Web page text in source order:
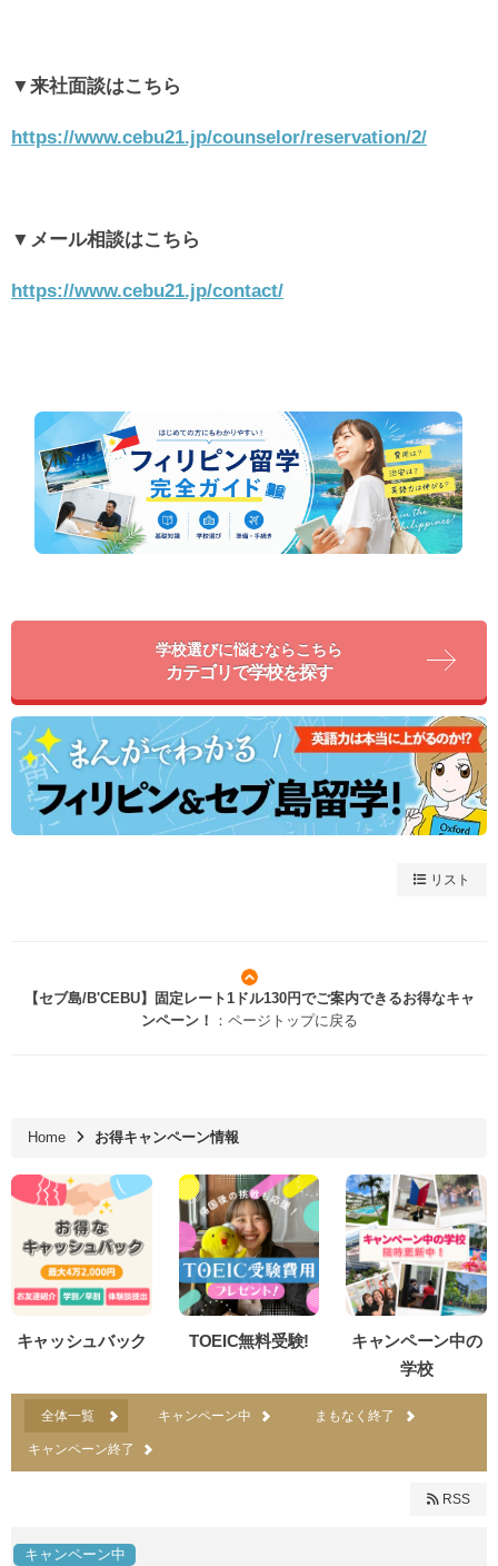
▼来社面談はこちら
https://www.cebu21.jp/counselor/reservation/2/
▼メール相談はこちら
https://www.cebu21.jp/contact/
学校選びに悩むならこちら
カテゴリで学校を探す
リスト
【セブ島/B'CEBU】固定レート1ドル130円でご案内できるお得なキャ
ンペーン！
：ページトップに戻る
Home お得キャンペーン情報
キャッシュバック TOEIC無料受験!
キャンペーン中の
学校
全体一覧 キャンペーン中 まもなく終了
キャンペーン終了
RSS
キャンペーン中